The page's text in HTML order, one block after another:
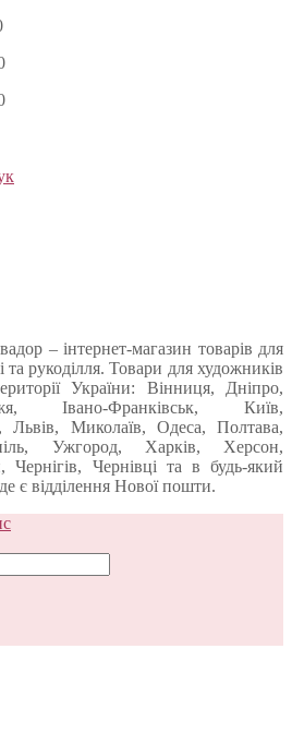
– інтернет-магазин товарів для
та рукоділля. Товари для художників
України: Вінниця, Дніпро,
Івано-Франківськ, Київ,
Миколаїв, Одеса, Полтава,
Ужгород, Харків, Херсон,
Чернівці та в будь-який
є відділення Нової пошти.